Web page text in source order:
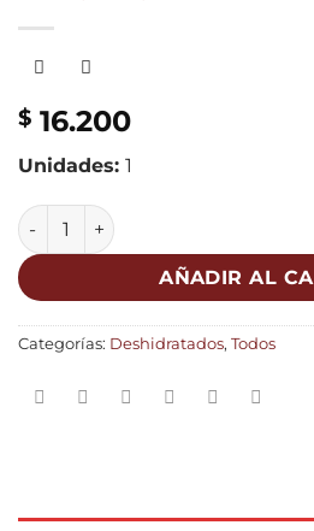
$ 16.200
Unidades: 1
AÑADIR AL
Categorías: Deshidratados, Todos